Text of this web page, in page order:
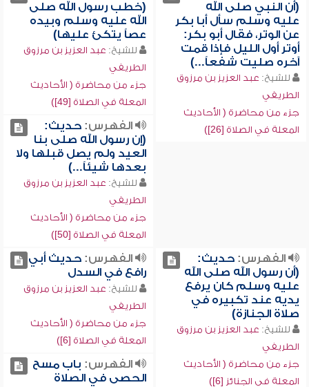
(أن النبي صلى الله
عليه وسلم سأل أبا بكر
عن الوتر، فقال أبو بكر:
أوتر أول الليل فإذا قمت
آخره صليت شفعاً...)
للشيخ: عبد العزيز بن مرزوق
الطريفي
جزء من محاضرة ( الأحاديث
المعلة في الصلاة [26])
(خطب رسول الله صلى
الله عليه وسلم وبيده
عصاً يتكئ عليها)
للشيخ: عبد العزيز بن مرزوق
الطريفي
جزء من محاضرة ( الأحاديث
المعلة في الصلاة [49])
الفهرس:حديث:
(إن رسول الله صلى بنا
العيد ولم يصل قبلها ولا
بعدها شيئاً...)
للشيخ: عبد العزيز بن مرزوق
الطريفي
جزء من محاضرة ( الأحاديث
المعلة في الصلاة [50])
الفهرس:حديث:
(أن رسول الله صلى الله
عليه وسلم كان يرفع
يديه عند تكبيره في
صلاة الجنازة)
للشيخ: عبد العزيز بن مرزوق
الطريفي
جزء من محاضرة ( الأحاديث
المعلة في الجنائز [6])
الفهرس:حديث أبي
رافع في السدل
للشيخ: عبد العزيز بن مرزوق
الطريفي
جزء من محاضرة ( الأحاديث
المعلة في الصلاة [6])
الفهرس: باب مسح
الحصى في الصلاة